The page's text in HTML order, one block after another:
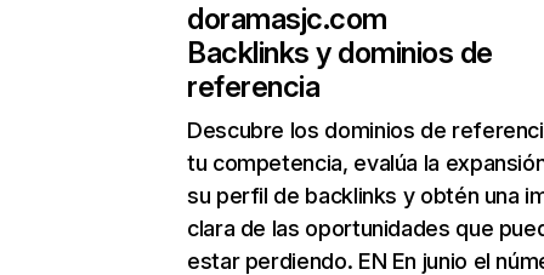
doramasjc.com
Backlinks y dominios de
referencia
Descubre los dominios de
tu competencia, evalúa la
su perfil de backlinks y obtén una
clara de las oportunidades que
estar perdiendo. EN En junio el